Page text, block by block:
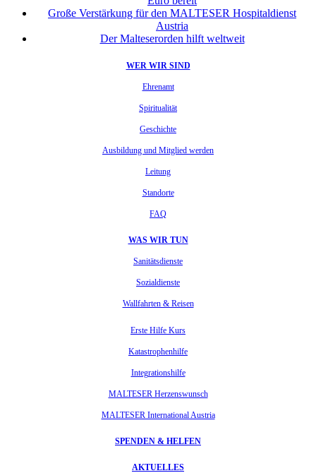
Große Verstärkung für den MALTESER Hospitaldienst
Austria
Der Malteserorden hilft weltweit
WER WIR SIND
Ehrenamt
Spiritualität
Geschichte
Ausbildung und Mitglied werden
Leitung
Standorte
FAQ
WAS WIR TUN
Sanitätsdienste
Sozialdienste
Wallfahrten & Reisen
Erste Hilfe Kurs
Katastrophenhilfe
Integrationshilfe
MALTESER Herzenswunsch
MALTESER International Austria
SPENDEN & HELFEN
AKTUELLES